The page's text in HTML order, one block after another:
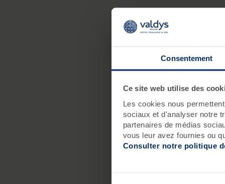
Consentement
Ce site web utilise des
Les cookies nous
sociaux et d'analyser notre
partenaires de médias
vous leur avez fournies ou
Consulter notre politique